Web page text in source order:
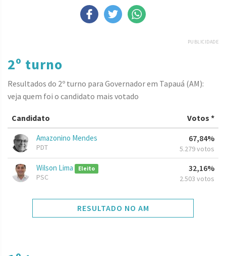
PUBLICIDADE
2º turno
Resultados do 2º turno para Governador em Tapauá (AM):
veja quem foi o candidato mais votado
Candidato Votos *
Amazonino Mendes
PDT
67,84%
5.279 votos
Wilson Lima Eleito
PSC
32,16%
2.503 votos
RESULTADO NO AM